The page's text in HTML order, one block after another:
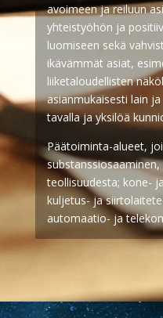
avoimeen ja reiluun
yhteistyöhön ja
luomiseen sekä
ikävämmät asiat,
liiketaloudellisten
asianmukaisesti lain
tavalla ja yksilöä
Päätoiminta-alueet,
teollisuudesta; kone-
kuljetus- ja
automaatio- ja